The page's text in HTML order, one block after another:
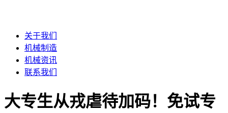
关于我们
机械制造
机械资讯
联系我们
大专生从戎虐待加码！免试专